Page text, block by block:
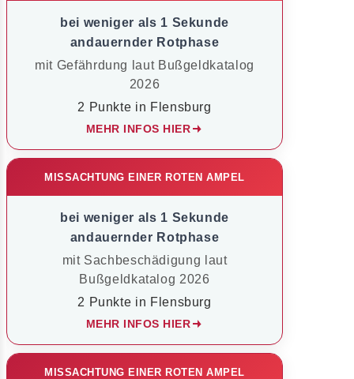
bei weniger als 1 Sekunde
andauernder Rotphase
mit Gefährdung laut Bußgeldkatalog
2026
2 Punkte in Flensburg
MEHR INFOS HIER
MISSACHTUNG EINER ROTEN AMPEL
bei weniger als 1 Sekunde
andauernder Rotphase
mit Sachbeschädigung laut
Bußgeldkatalog 2026
2 Punkte in Flensburg
MEHR INFOS HIER
MISSACHTUNG EINER ROTEN AMPEL